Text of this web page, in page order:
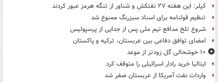
کپلر: این هفته ۲۷ نفتکش و شناور از تنگه هرمز عبور کردند
تنظیم قولنامه برای اسناد سبزرنگ ممنوع شد
شروع تلخ مدافع تیم ملی پس از جدایی از پرسپولیس
امضای توافق دفاعی بین عربستان، ترکیه و پاکستان
۱۰ خوشحالی گل زودتر از موعد
ایتالیا خرید رادار اسرائیلی را متوقف کرد
واردات نفت آمریکا از عربستان صفر شد